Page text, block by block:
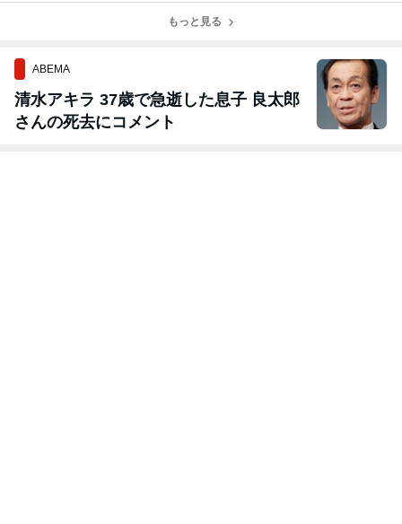
もっと見る
ABEMA
清水アキラ 37歳で急逝した息子 良太郎
さんの死去にコメント